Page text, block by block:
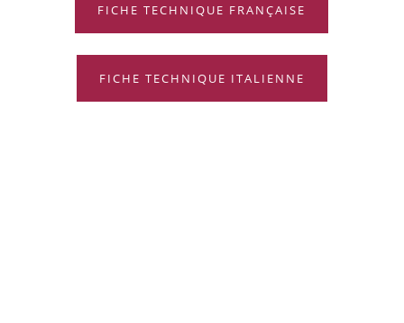
FICHE TECHNIQUE FRANÇAISE
FICHE TECHNIQUE ITALIENNE